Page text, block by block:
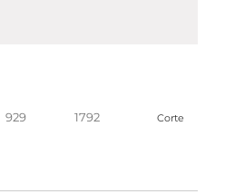
929 1792 Corte